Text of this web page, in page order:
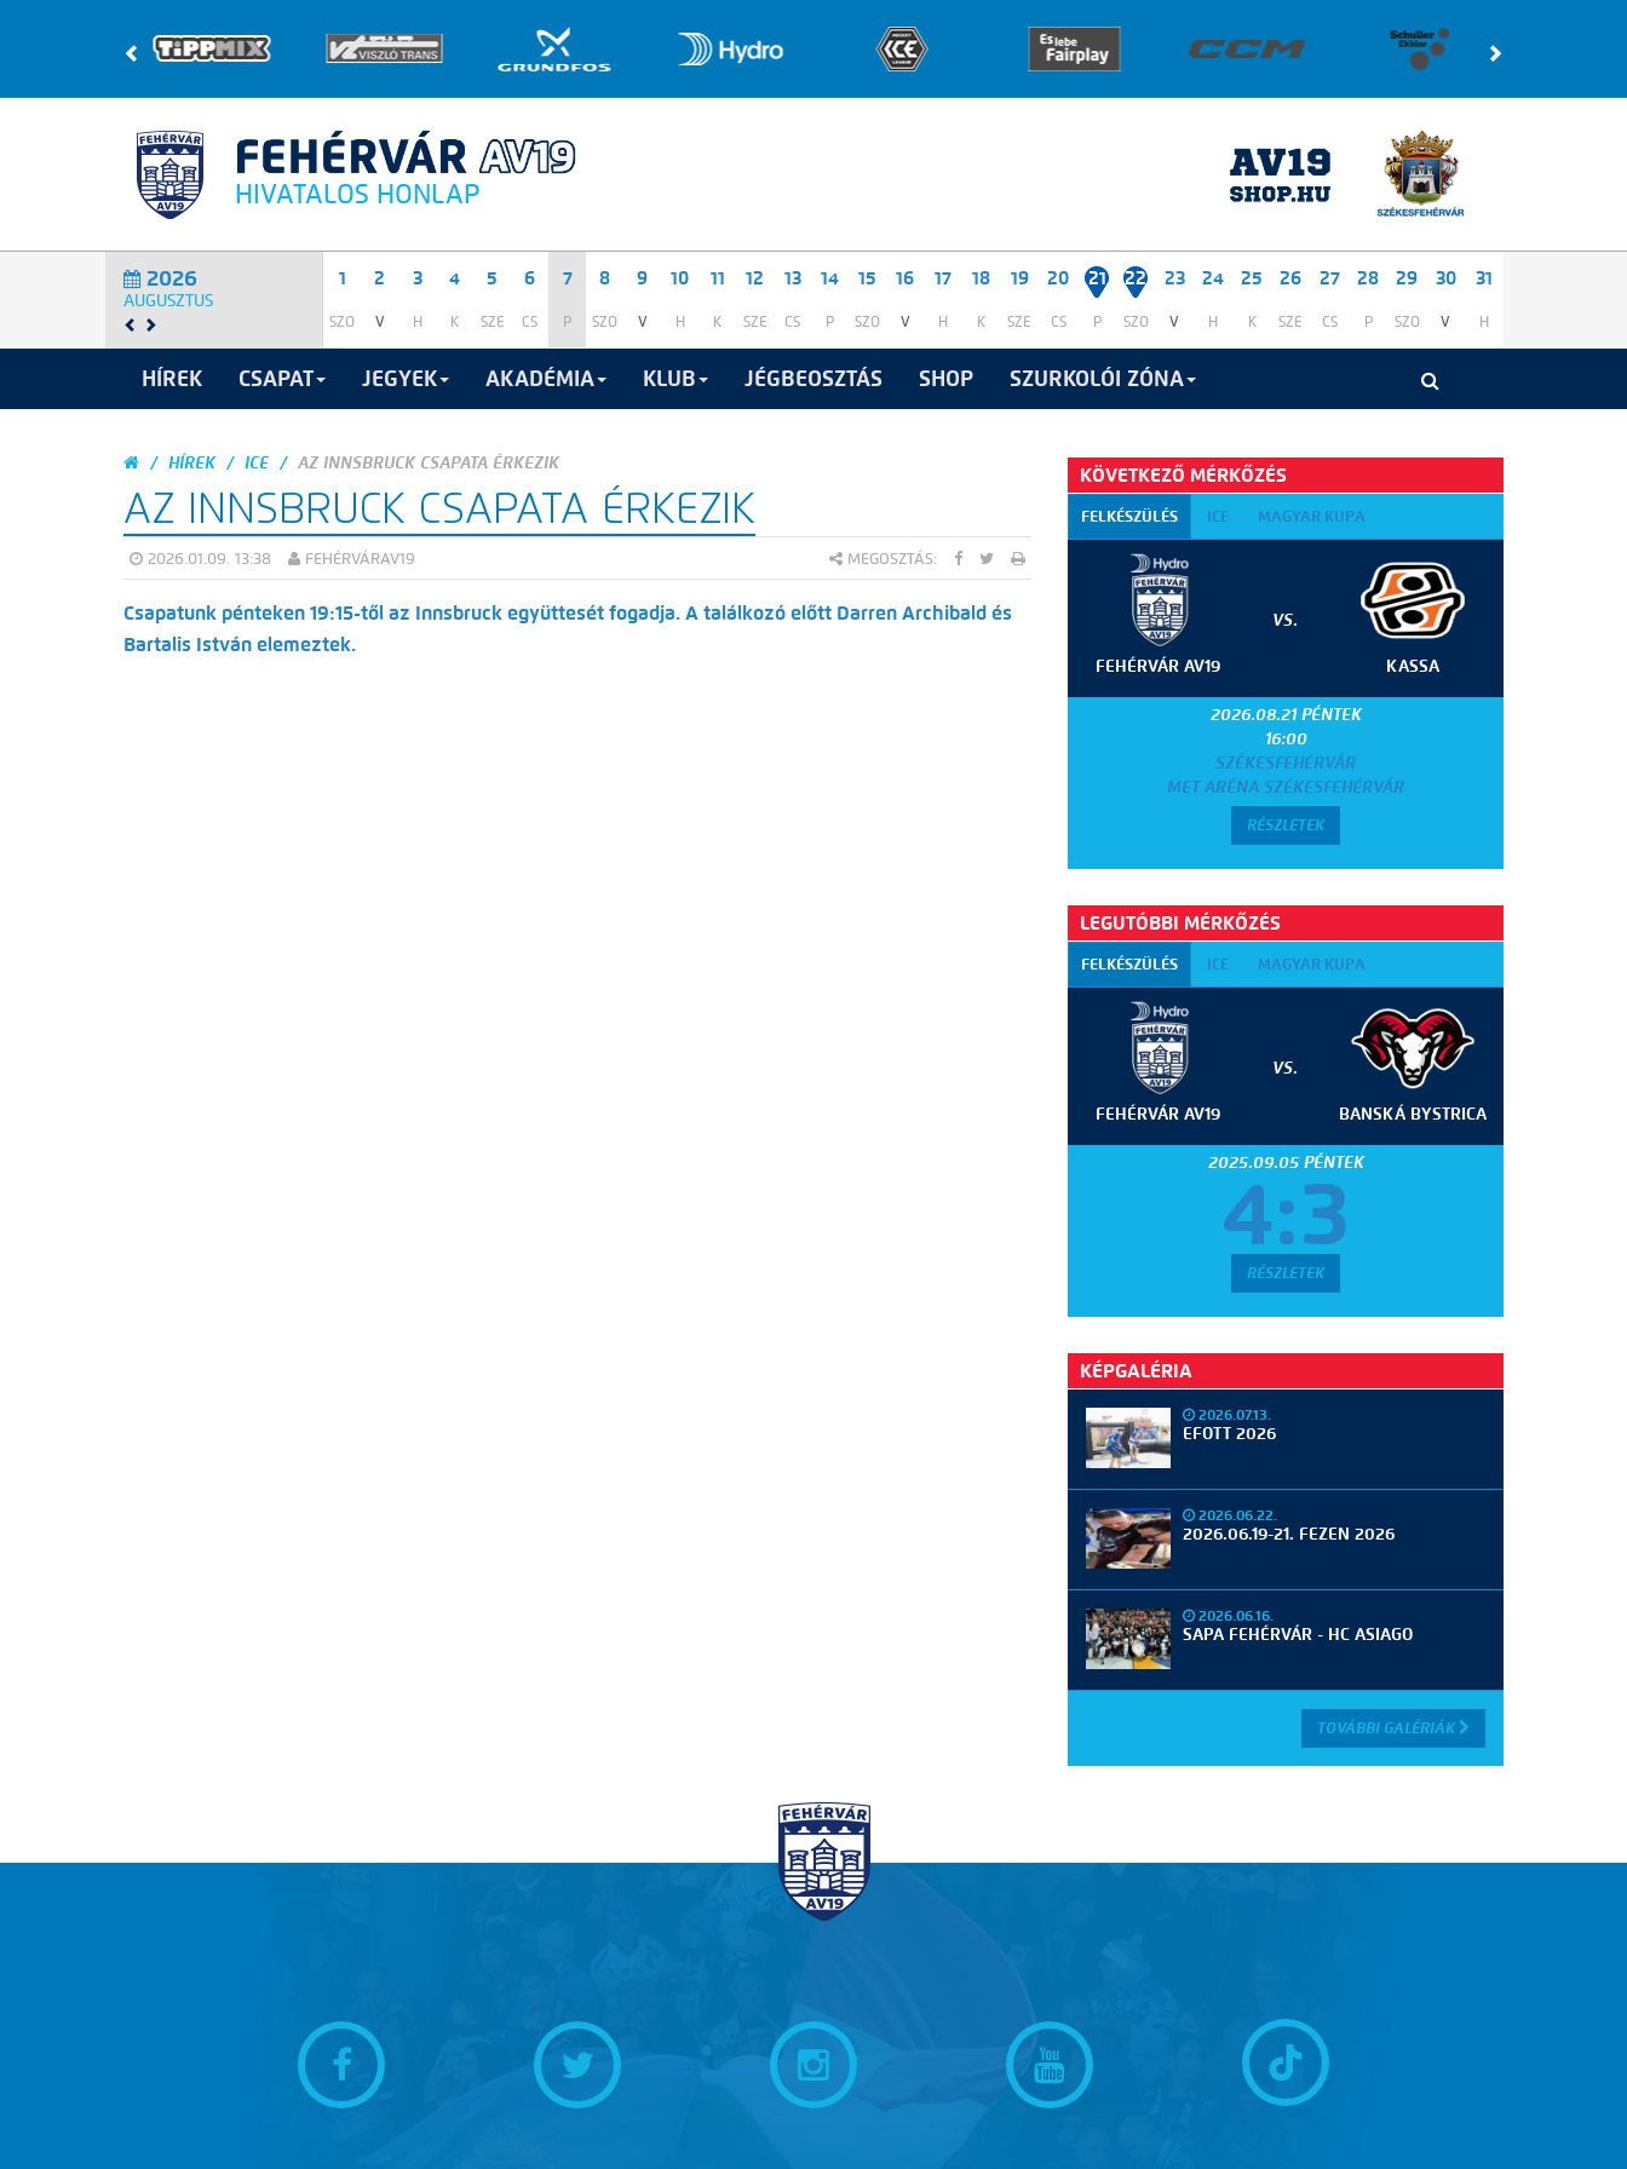
HIVATALOS HONLAP
2026
AUGUSZTUS
1
SZO
2
V
3
H
4
K
5
SZE
6
CS
7
P
8
SZO
9
V
10
H
11
K
12
SZE
13
CS
14
P
15
SZO
16
V
17
H
18
K
19
SZE
20
CS
21
P
22
SZO
23
V
24
H
25
K
26
SZE
27
CS
28
P
29
SZO
30
V
31
H
HÍREK CSAPAT JEGYEK AKADÉMIA KLUB JÉGBEOSZTÁS SHOP SZURKOLÓI ZÓNA
HÍREK ICE AZ INNSBRUCK CSAPATA ÉRKEZIK
AZ INNSBRUCK CSAPATA ÉRKEZIK
2026.01.09. 13:38 FEHÉRVÁRAV19 MEGOSZTÁS:
Csapatunk pénteken 19:15-től az Innsbruck együttesét fogadja. A találkozó előtt Darren Archibald és
Bartalis István elemeztek.
KÖVETKEZŐ MÉRKŐZÉS
FELKÉSZÜLÉS ICE MAGYAR KUPA
FEHÉRVÁR AV19
VS.
KASSA
2026.08.21 PÉNTEK
16:00
SZÉKESFEHÉRVÁR
MET ARÉNA SZÉKESFEHÉRVÁR
RÉSZLETEK
LEGUTÓBBI MÉRKŐZÉS
FELKÉSZÜLÉS ICE MAGYAR KUPA
FEHÉRVÁR AV19
VS.
BANSKÁ BYSTRICA
2025.09.05 PÉNTEK
4:3
RÉSZLETEK
KÉPGALÉRIA
2026.07.13.
EFOTT 2026
2026.06.22.
2026.06.19-21. FEZEN 2026
2026.06.16.
SAPA FEHÉRVÁR - HC ASIAGO
TOVÁBBI GALÉRIÁK